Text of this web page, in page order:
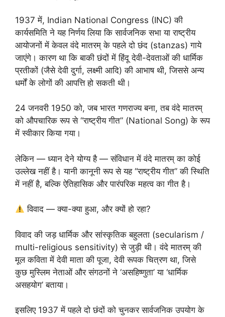
1937 में, Indian National Congress (INC) की
कार्यसमिति ने यह निर्णय लिया कि सार्वजनिक सभा या राष्ट्रीय
आयोजनों में केवल वंदे मातरम् के पहले दो छंद (stanzas) गाये
जाएंगे। कारण था कि बाकी छंदों में हिंदू देवी-देवताओं की धार्मिक
प्रतीकों (जैसे देवी दुर्गा, लक्ष्मी आदि) की आभाष थी, जिससे अन्य
धर्मों के लोगों की आपत्ति हो सकती थी।
24 जनवरी 1950 को, जब भारत गणराज्य बना, तब वंदे मातरम्
को औपचारिक रूप से “राष्ट्रीय गीत” (National Song) के रूप
में स्वीकार किया गया।
लेकिन — ध्यान देने योग्य है — संविधान में वंदे मातरम् का कोई
उल्लेख नहीं है। यानी कानूनी रूप से यह “राष्ट्रीय गीत” की स्थिति
में नहीं है, बल्कि ऐतिहासिक और पारंपरिक महत्व का गीत है।
विवाद — क्या-क्या हुआ, और क्यों हो रहा?
विवाद की जड़ धार्मिक और सांस्कृतिक बहुलता (secularism /
multi-religious sensitivity) से जुड़ी थी। वंदे मातरम् की
मूल कविता में देवी माता की पूजा, देवी रूपक चित्रण था, जिसे
कुछ मुस्लिम नेताओं और संगठनों ने ‘असहिष्णुता’ या ‘धार्मिक
असहयोग’ बताया।
इसलिए 1937 में पहले दो छंदों को चुनकर सार्वजनिक उपयोग के